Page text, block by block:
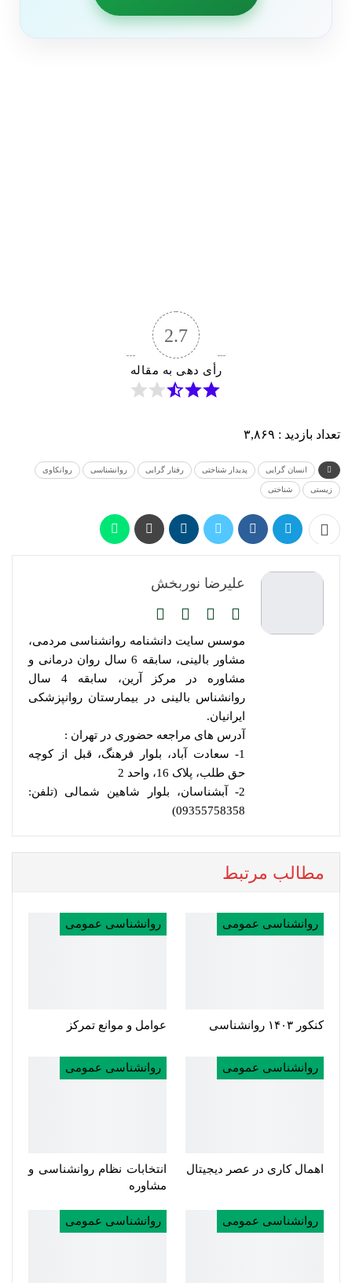
2.7
رأی دهی به مقاله
تعداد بازدید : ۳,۸۶۹
انسان گرایی پدیدار شناختی رفتار گرایی روانشناسی روانکاوی
زیستی شناختی
علیرضا نوربخش
موسس سایت دانشنامه روانشناسی مردمی،
مشاور بالینی، سابقه 6 سال روان درمانی و
مشاوره در مرکز آرین، سابقه 4 سال
روانشناس بالینی در بیمارستان روانپزشکی
ایرانیان.
آدرس های مراجعه حضوری در تهران :
1- سعادت آباد، بلوار فرهنگ، قبل از کوچه
حق طلب، پلاک 16، واحد 2
2- آبشناسان، بلوار شاهین شمالی (تلفن:
09355758358)
مطالب مرتبط
روانشناسی عمومی
کنکور ۱۴۰۳ روانشناسی
روانشناسی عمومی
عوامل و موانع تمرکز
روانشناسی عمومی
اهمال کاری در عصر دیجیتال
روانشناسی عمومی
انتخابات نظام روانشناسی و
مشاوره
روانشناسی عمومی روانشناسی عمومی